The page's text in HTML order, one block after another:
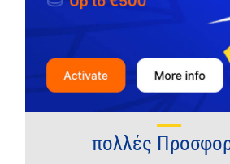
πολλές